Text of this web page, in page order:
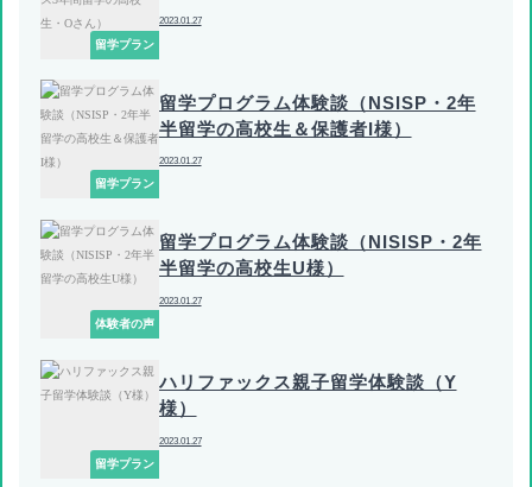
留学プラン
2023.01.27
留学プラン
留学プログラム体験談（NSISP・2年
半留学の高校生＆保護者I様）
2023.01.27
体験者の声
留学プログラム体験談（NISISP・2年
半留学の高校生U様）
2023.01.27
留学プラン
ハリファックス親子留学体験談（Y
様）
2023.01.27